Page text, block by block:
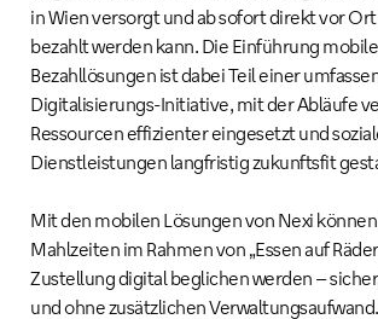
in Wien versorgt und ab sofort direkt vor
bezahlt werden kann. Die Einführung
Bezahllösungen ist dabei Teil einer
Digitalisierungs-Initiative, mit der Abläufe
Ressourcen effizienter eingesetzt und
Dienstleistungen langfristig zukunftsfit
Mit den mobilen Lösungen von Nexi
Mahlzeiten im Rahmen von „Essen auf
Zustellung digital beglichen werden –
und ohne zusätzlichen